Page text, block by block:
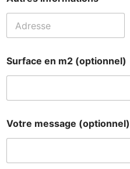
Surface en m2 (optionnel)
Votre message (optionnel)